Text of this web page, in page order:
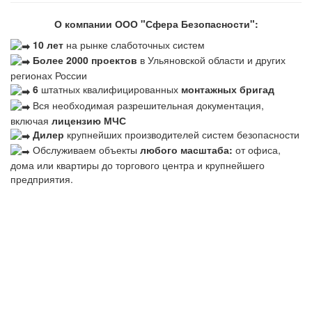
О компании ООО "Сфера Безопасности":
10 лет на рынке слаботочных систем
Более 2000 проектов в Ульяновской области и других
регионах России
6 штатных квалифицированных монтажных бригад
Вся необходимая разрешительная документация,
включая лицензию МЧС
Дилер крупнейших производителей систем безопасности
Обслуживаем объекты любого масштаба: от офиса,
дома или квартиры до торгового центра и крупнейшего
предприятия.